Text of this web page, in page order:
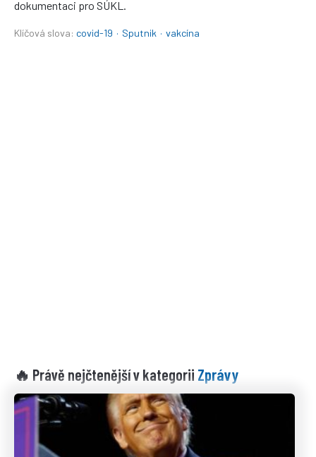
dokumentaci pro SÚKL.
Klíčová slova: covid-19 · Sputnik · vakcína
🔥 Právě nejčtenější v kategorii Zprávy